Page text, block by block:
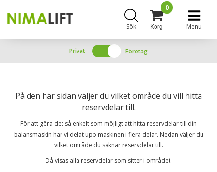
Sök Korg
0
Menu
Privat Företag
På den här sidan väljer du vilket område du vill hitta
reservdelar till.
För att göra det så enkelt som möjligt att hitta reservdelar till din
balansmaskin har vi delat upp maskinen i flera delar. Nedan väljer du
vilket område du saknar reservdelar till.
Då visas alla reservdelar som sitter i området.